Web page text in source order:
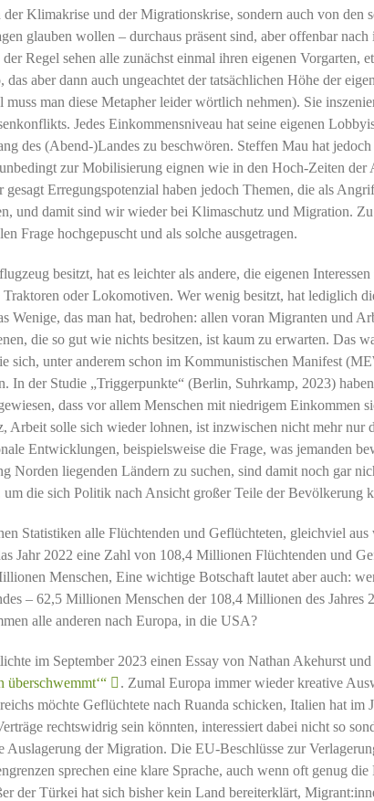
Klimakrise und der Migrationskrise, sondern auch von den
glauben wollen – durchaus präsent sind, aber offenbar
Regel sehen alle zunächst einmal ihren eigenen Vorgarten,
aber dann auch ungeachtet der tatsächlichen Höhe der
man diese Metapher leider wörtlich nehmen). Sie
Jedes Einkommensniveau hat seine eigenen
des (Abend-)Landes zu beschwören. Steffen Mau hat
zur Mobilisierung eignen wie in den Hoch-Zeiten der
gesagt Erregungspotenzial haben jedoch Themen, die als
und damit sind wir wieder bei Klimaschutz und Migration.
Frage hochgepuscht und als solche ausgetragen.
besitzt, hat es leichter als andere, die eigenen
oder Lokomotiven. Wer wenig besitzt, hat lediglich
Wenige, das man hat, bedrohen: allen voran Migranten und
die so gut wie nichts besitzen, ist kaum zu erwarten. Das
sich, unter anderem schon im Kommunistischen Manifest
In der Studie „Triggerpunkte“ (Berlin, Suhrkamp, 2023)
dass vor allem Menschen mit niedrigem Einkommen
Arbeit solle sich wieder lohnen, ist inzwischen nicht mehr nur
Entwicklungen, beispielsweise die Frage, was jemanden
Norden liegenden Ländern zu suchen, sind damit noch gar
um die sich Politik nach Ansicht großer Teile der Bevölkerung
Statistiken alle Flüchtenden und Geflüchteten, gleichviel
Jahr 2022 eine Zahl von 108,4 Millionen Flüchtenden und
Menschen, Eine wichtige Botschaft lautet aber auch:
– 62,5 Millionen Menschen der 108,4 Millionen des Jahres
alle anderen nach Europa, in die USA?
im September 2023 einen Essay von Nathan Akehurst
. Zumal Europa immer wieder kreative
möchte Geflüchtete nach Ruanda schicken, Italien hat im
rechtswidrig sein könnten, interessiert dabei nicht so
Auslagerung der Migration. Die EU-Beschlüsse zur
sprechen eine klare Sprache, auch wenn oft genug
der Türkei hat sich bisher kein Land bereiterklärt,